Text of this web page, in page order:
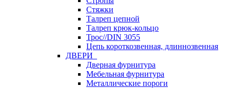
Стяжки
Талреп цепной
Талреп крюк-кольцо
Трос//DIN 3055
Цепь короткозвенная, длиннозвенная
ДВЕРИ
Дверная фурнитура
Мебельная фурнитура
Металлические пороги